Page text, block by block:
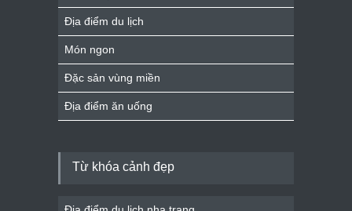
Địa điểm du lịch
Món ngon
Đặc sản vùng miền
Địa điểm ăn uống
Từ khóa cảnh đẹp